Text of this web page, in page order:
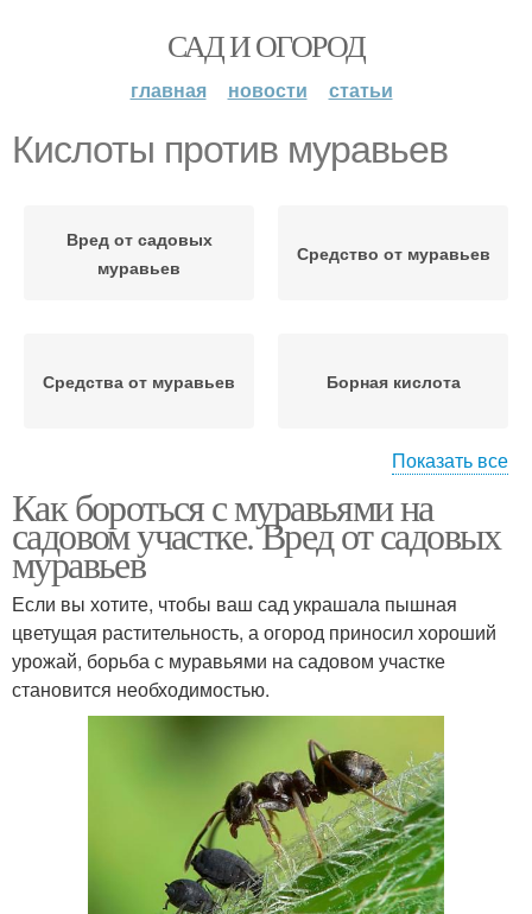
САД И ОГОРОД
главная новости статьи
Кислоты против муравьев
Вред от садовых
муравьев
Средство от муравьев
Средства от муравьев Борная кислота
Муравьев на дачном
участке
Показать все
Как бороться с муравьями на
садовом участке. Вред от садовых
муравьев
Если вы хотите, чтобы ваш сад украшала пышная
цветущая растительность, а огород приносил хороший
урожай, борьба с муравьями на садовом участке
становится необходимостью.